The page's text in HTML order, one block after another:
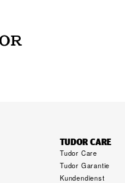
TUDOR CARE
Tudor Care
Tudor Garantie
Kundendienst